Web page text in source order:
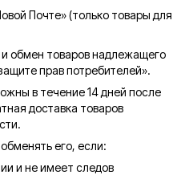
Почте» (только товары для
обмен товаров надлежащего
прав потребителей».
в течение 14 дней после
доставка товаров
его, если:
и не имеет следов